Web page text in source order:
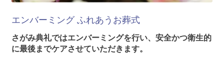
エンバーミング ふれあうお葬式
さがみ典礼ではエンバーミングを行い、安全かつ衛生的
に最後までケアさせていただきます。